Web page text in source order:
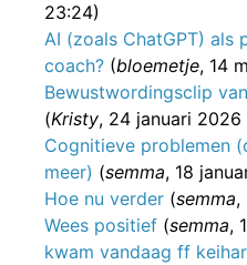
23:24)
AI (zoals ChatGPT) als
coach? (bloemetje, 14
Bewustwordingsclip
(Kristy, 24 januari 2026
Cognitieve problemen
meer) (semma, 18
Hoe nu verder (semma,
Wees positief (semma,
kwam vandaag ff